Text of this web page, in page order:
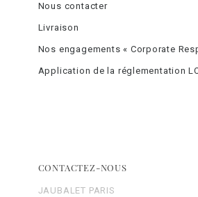
Nous contacter
Livraison
Nos engagements « Corporate
Application de la réglementation
CONTACTEZ-NOUS
JAUBALET PARIS